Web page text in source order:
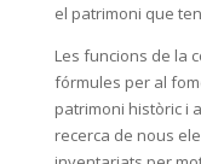
el patrimoni que
Les funcions de la
fórmules per al
patrimoni històric i
recerca de nous